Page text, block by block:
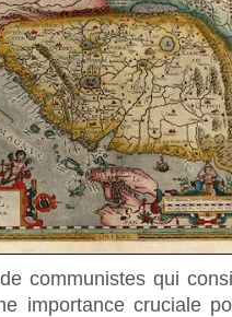
communistes qui
importance cruciale